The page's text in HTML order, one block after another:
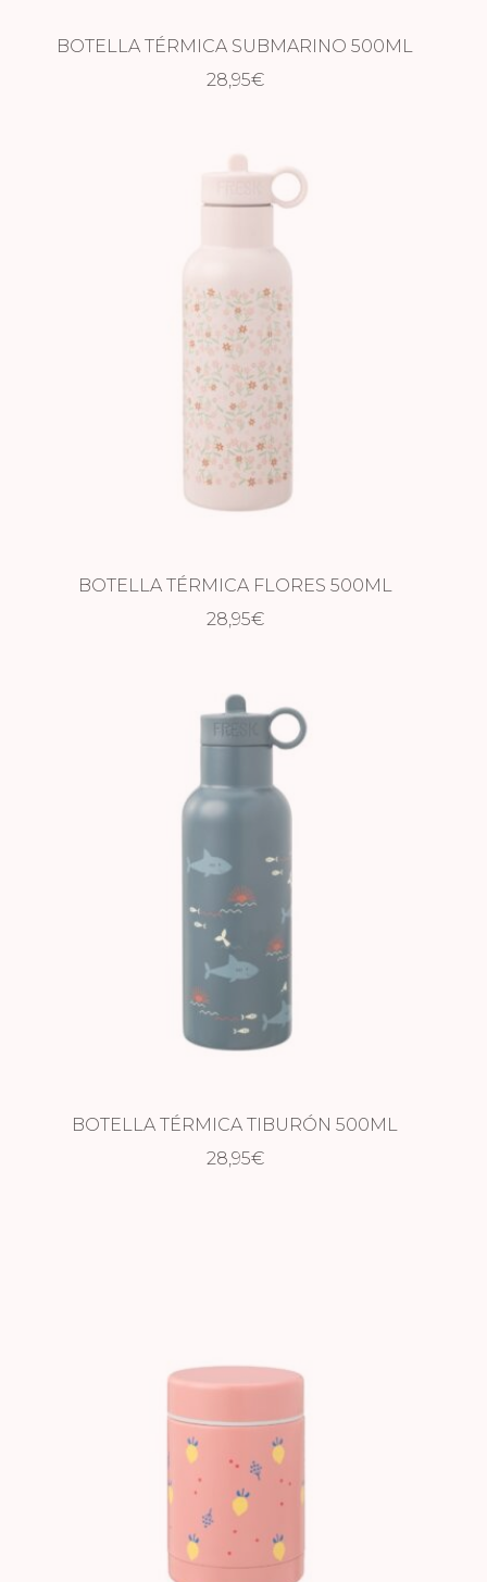
BOTELLA TÉRMICA SUBMARINO 500ML
28,95€
BOTELLA TÉRMICA FLORES 500ML
28,95€
BOTELLA TÉRMICA TIBURÓN 500ML
28,95€